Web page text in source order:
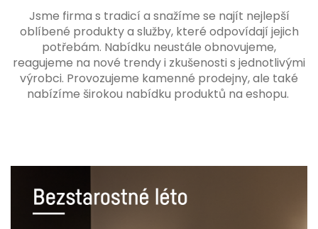
Jsme firma s tradicí a snažíme se najít nejlepší
oblíbené produkty a služby, které odpovídají jejich
potřebám. Nabídku neustále obnovujeme,
reagujeme na nové trendy i zkušenosti s jednotlivými
výrobci. Provozujeme kamenné prodejny, ale také
nabízíme širokou nabídku produktů na eshopu.